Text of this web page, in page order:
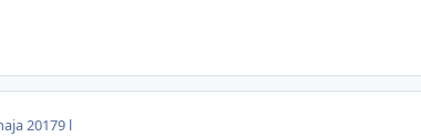
20179 l